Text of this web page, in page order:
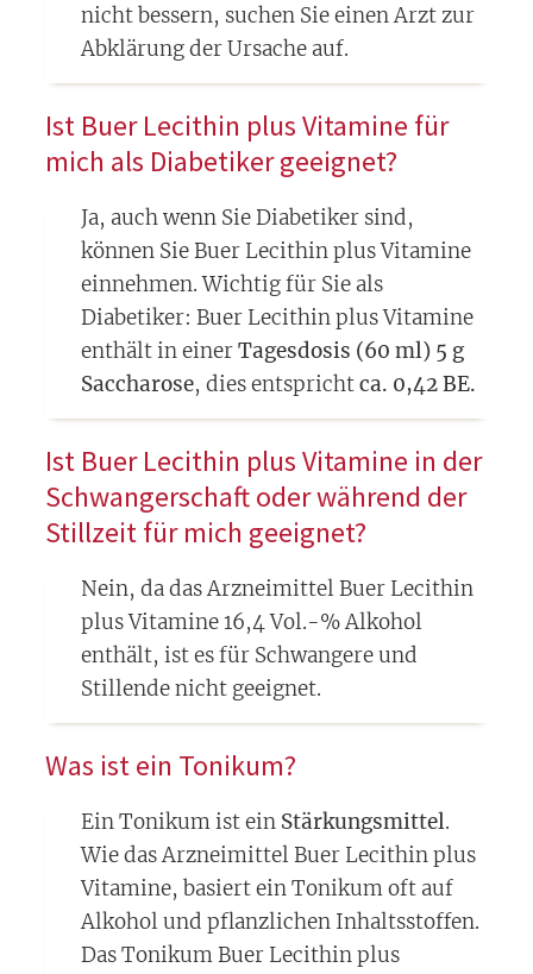
nicht bessern, suchen Sie einen Arzt zur
Abklärung der Ursache auf.
Ist Buer Lecithin plus Vitamine für
mich als Diabetiker geeignet?
Ja, auch wenn Sie Diabetiker sind,
können Sie Buer Lecithin plus Vitamine
einnehmen. Wichtig für Sie als
Diabetiker: Buer Lecithin plus Vitamine
enthält in einerTagesdosis (60 ml) 5 g
Saccharose, dies entsprichtca. 0,42 BE.
Ist Buer Lecithin plus Vitamine in der
Schwangerschaft oder während der
Stillzeit für mich geeignet?
Nein, da das Arzneimittel Buer Lecithin
plus Vitamine 16,4 Vol.-% Alkohol
enthält, ist es für Schwangere und
Stillende nicht geeignet.
Was ist ein Tonikum?
Ein Tonikum ist ein Stärkungsmittel.
Wie das Arzneimittel Buer Lecithin plus
Vitamine, basiert ein Tonikum oft auf
Alkohol und pflanzlichen Inhaltsstoffen.
Das Tonikum Buer Lecithin plus